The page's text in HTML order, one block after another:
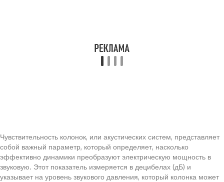
Чувствительность колонок, или акустических систем, представляет
собой важный параметр, который определяет, насколько
эффективно динамики преобразуют электрическую мощность в
звуковую. Этот показатель измеряется в децибелах (дБ) и
указывает на уровень звукового давления, который колонка может